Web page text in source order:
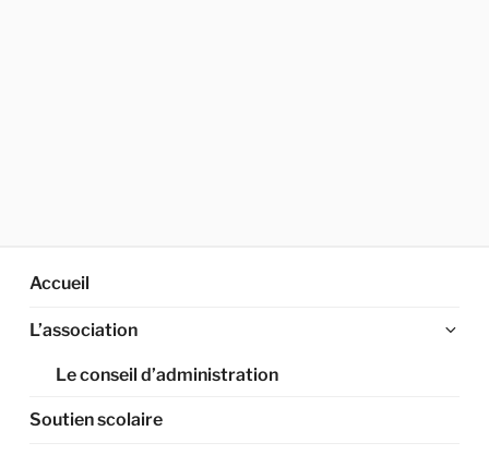
Accueil
L’association
Le conseil d’administration
Soutien scolaire